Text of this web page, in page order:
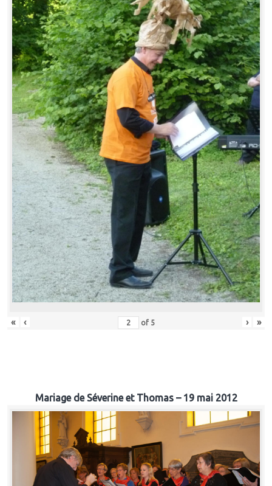
« ‹ of 5 › »
Mariage de Séverine et Thomas – 19 mai 2012